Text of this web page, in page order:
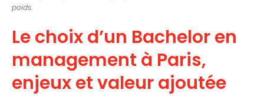
poids.
Le choix d’un Bachelor en
management à Paris,
enjeux et valeur ajoutée